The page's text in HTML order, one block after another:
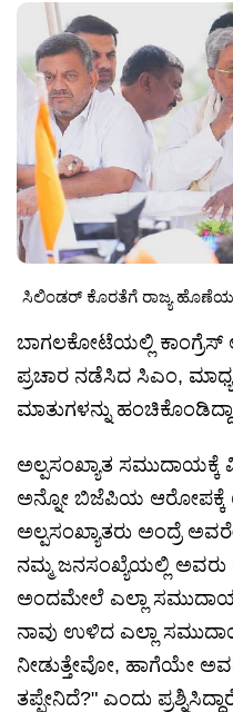
ಸಿಲಿಂಡರ್ ಕೊರತೆಗೆ ರಾಜ್ಯ
ಬಾಗಲಕೋಟೆಯಲ್ಲಿ
ಪ್ರಚಾರ ನಡೆಸಿದ ಸಿಎಂ,
ಮಾತುಗಳನ್ನು
ಅಲ್ಪಸಂಖ್ಯಾತ ಸಮುದಾಯಕ್ಕೆ
ಅನ್ನೋ ಬಿಜೆಪಿಯ ಆರೋಪಕ್ಕೆ
ಅಲ್ಪಸಂಖ್ಯಾತರು ಅಂದ್ರೆ
ನಮ್ಮ ಜನಸಂಖ್ಯೆಯಲ್ಲಿ ಅವರು
ಅಂದಮೇಲೆ ಎಲ್ಲಾ
ನಾವು ಉಳಿದ ಎಲ್ಲಾ
ನೀಡುತ್ತೇವೋ, ಹಾಗೆಯೇ
ತಪ್ಪೇನಿದೆ?" ಎಂದು